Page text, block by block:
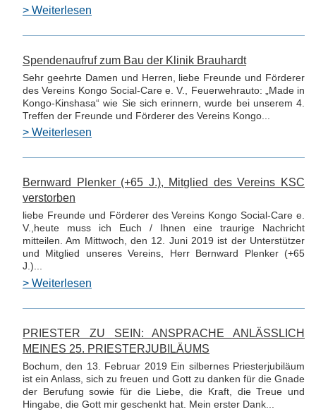
> Weiterlesen
Spendenaufruf zum Bau der Klinik Brauhardt
Sehr geehrte Damen und Herren, liebe Freunde und Förderer
des Vereins Kongo Social-Care e. V., Feuerwehrauto: „Made in
Kongo-Kinshasa“ wie Sie sich erinnern, wurde bei unserem 4.
Treffen der Freunde und Förderer des Vereins Kongo...
> Weiterlesen
Bernward Plenker (+65 J.), Mitglied des Vereins KSC
verstorben
liebe Freunde und Förderer des Vereins Kongo Social-Care e.
V.,heute muss ich Euch / Ihnen eine traurige Nachricht
mitteilen. Am Mittwoch, den 12. Juni 2019 ist der Unterstützer
und Mitglied unseres Vereins, Herr Bernward Plenker (+65
J.)...
> Weiterlesen
PRIESTER ZU SEIN: ANSPRACHE ANLÄSSLICH
MEINES 25. PRIESTERJUBILÄUMS
Bochum, den 13. Februar 2019 Ein silbernes Priesterjubiläum
ist ein Anlass, sich zu freuen und Gott zu danken für die Gnade
der Berufung sowie für die Liebe, die Kraft, die Treue und
Hingabe, die Gott mir geschenkt hat. Mein erster Dank...